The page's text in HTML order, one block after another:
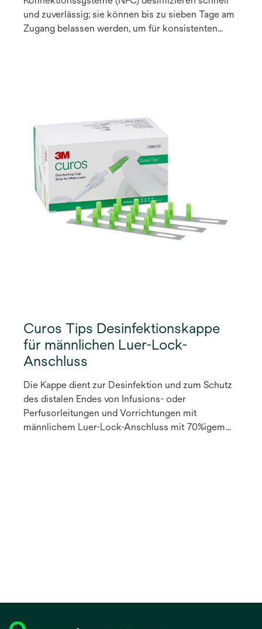
und zuverlässig; sie können bis zu sieben Tage am
Zugang belassen werden, um für konsistenten
Curos Tips Desinfektionskappe
für männlichen Luer-Lock-
Anschluss
Die Kappe dient zur Desinfektion und zum Schutz
des distalen Endes von Infusions- oder
Perfusorleitungen und Vorrichtungen mit
männlichem Luer-Lock-Anschluss mit 70%igem